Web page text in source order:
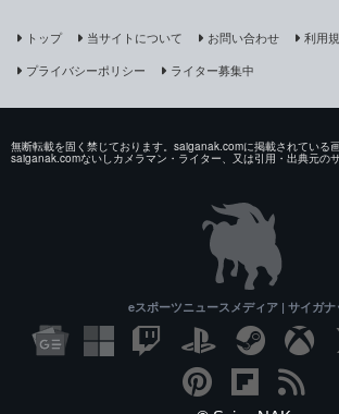
トップ 当サイトについて お問い合わせ
利用
プライバシーポリシー
ライター募集中
無断転載を固く禁じております。saiganak.comに掲載されている
saiganak.comないしカメラマン・ライター、又は引用・出典元の
eスポーツニュースメディア | サイガナ